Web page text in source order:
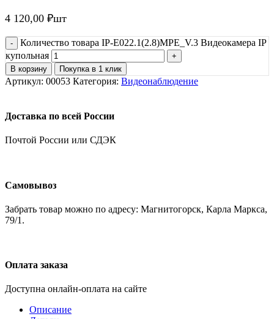
4 120,00 ₽шт
Количество товара IP-E022.1(2.8)MPE_V.3 Видеокамера IP
купольная
В корзину Покупка в 1 клик
Артикул: 00053 Категория: Видеонаблюдение
Доставка по всей России
Почтой России или СДЭК
Самовывоз
Забрать товар можно по адресу: Магнитогорск, Карла Маркса,
79/1.
Оплата заказа
Доступна онлайн-оплата на сайте
Описание